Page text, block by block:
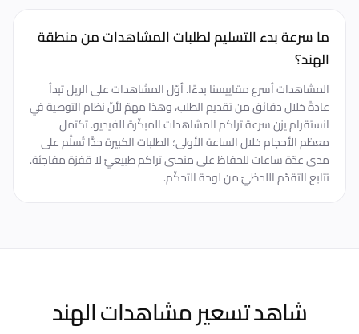
ما سرعة بدء التسليم لطلبات المشاهدات من منطقة
الهند؟
المشاهدات أسرع مقاييسنا بدءًا. أوّل المشاهدات على الريل تبدأ
عادةً خلال دقائق من تقديم الطلب، وهذا مهمّ لأنّ نظام التوصية في
انستقرام يزن سرعة تراكم المشاهدات المبكّرة للفيديو. تكتمل
معظم الأحجام خلال الساعة الأولى؛ الطلبات الكبيرة جدًّا تُسلَّم على
مدى عدّة ساعات للحفاظ على منحنى تراكم طبيعيّ لا قفزة مفاجئة.
تتابع التقدّم اللحظيّ من لوحة التحكّم.
شاهد تسعير مشاهدات الهند